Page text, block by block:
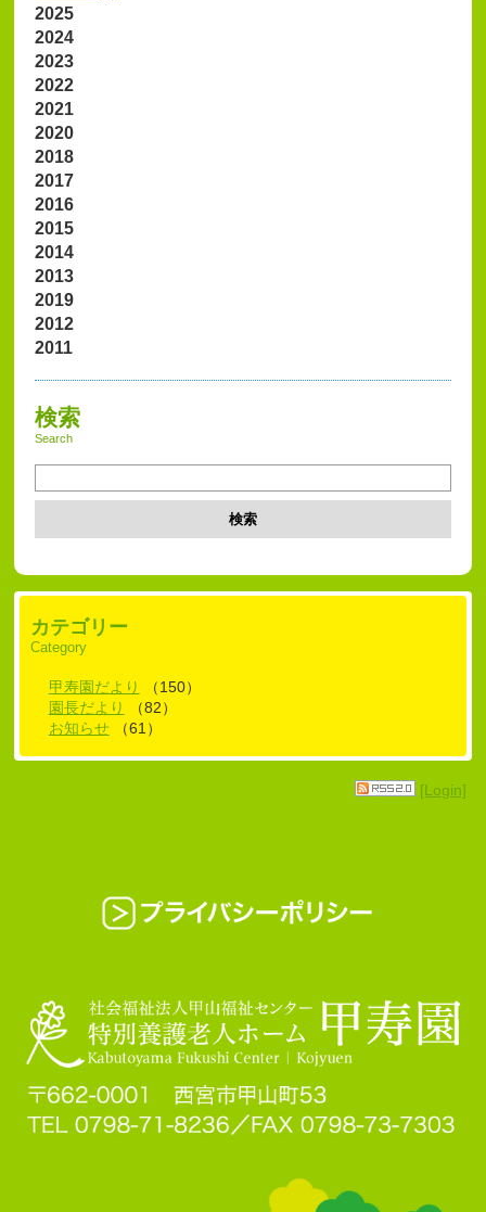
2025
2024
2023
2022
2021
2020
2018
2017
2016
2015
2014
2013
2019
2012
2011
検索
Search
検索
カテゴリー
Category
甲寿園だより
（150）
園長だより
（82）
お知らせ
（61）
[Login]